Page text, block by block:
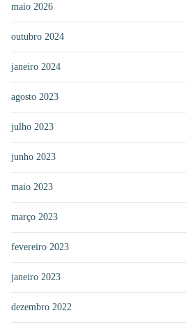
maio 2026
outubro 2024
janeiro 2024
agosto 2023
julho 2023
junho 2023
maio 2023
março 2023
fevereiro 2023
janeiro 2023
dezembro 2022